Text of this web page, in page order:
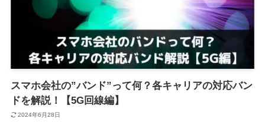
スマホ会社の”バンド”って何？各キャリアの対応バン
ドを解説！【5G回線編】
2024年6月28日